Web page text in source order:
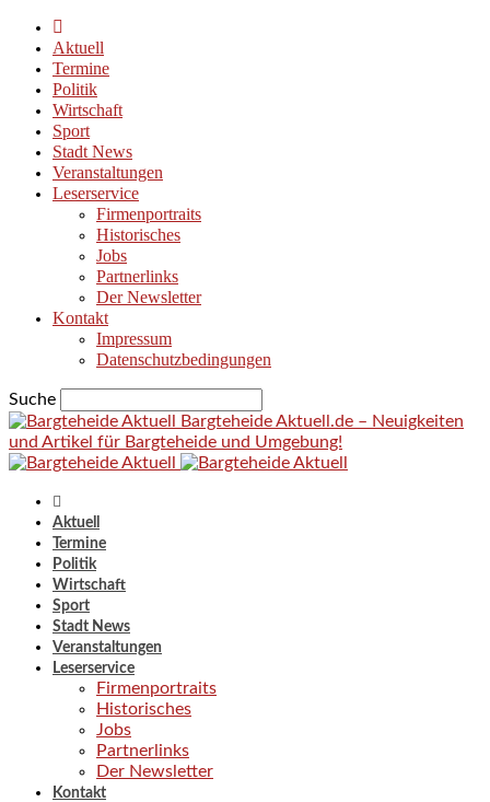
Aktuell
Termine
Politik
Wirtschaft
Sport
Stadt News
Veranstaltungen
Leserservice
Firmenportraits
Historisches
Jobs
Partnerlinks
Der Newsletter
Kontakt
Impressum
Datenschutzbedingungen
Suche
Bargteheide Aktuell.de – Neuigkeiten
und Artikel für Bargteheide und Umgebung!
Aktuell
Termine
Politik
Wirtschaft
Sport
Stadt News
Veranstaltungen
Leserservice
Firmenportraits
Historisches
Jobs
Partnerlinks
Der Newsletter
Kontakt